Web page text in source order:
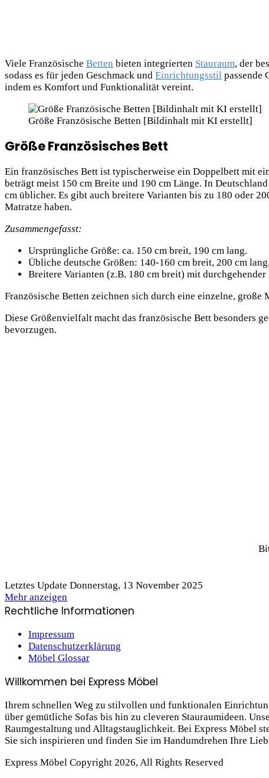
Viele Französische Betten bieten integrierten Stauraum, der
sodass es für jeden Geschmack und Einrichtungsstil passende
indem es Komfort und Funktionalität vereint.
Größe Französische Betten [Bildinhalt mit KI erstellt]
Größe Französisches Bett
Ein französisches Bett ist typischerweise ein Doppelbett mit
beträgt meist 150 cm Breite und 190 cm Länge. In
cm üblicher. Es gibt auch breitere Varianten bis zu 180 oder
Matratze haben.
Zusammengefasst:
Ursprüngliche Größe: ca. 150 cm breit, 190 cm lang.
Übliche deutsche Größen: 140-160 cm breit, 200 cm lang.
Breitere Varianten (z.B. 180 cm breit) mit
Französische Betten zeichnen sich durch eine einzelne, große
Diese Größenvielfalt macht das französische Bett besonders
bevorzugen.
Letztes Update Donnerstag, 13 November 2025
Mehr anzeigen
Rechtliche Informationen
Impressum
Datenschutzerklärung
Möbel Glossar
Willkommen bei Express Möbel
Ihrem schnellen Weg zu stilvollen und funktionalen
über gemütliche Sofas bis hin zu cleveren Stauraum­ideen.
Raumgestaltung und Alltagstauglichkeit. Bei Express Möbel
Sie sich inspirieren und finden Sie im Handumdrehen Ihre
Express Möbel Copyright 2026, All Rights Reserved